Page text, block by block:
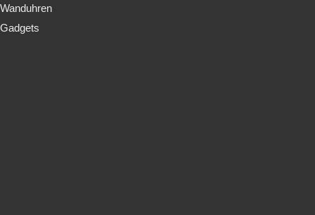
Wanduhren
Gadgets